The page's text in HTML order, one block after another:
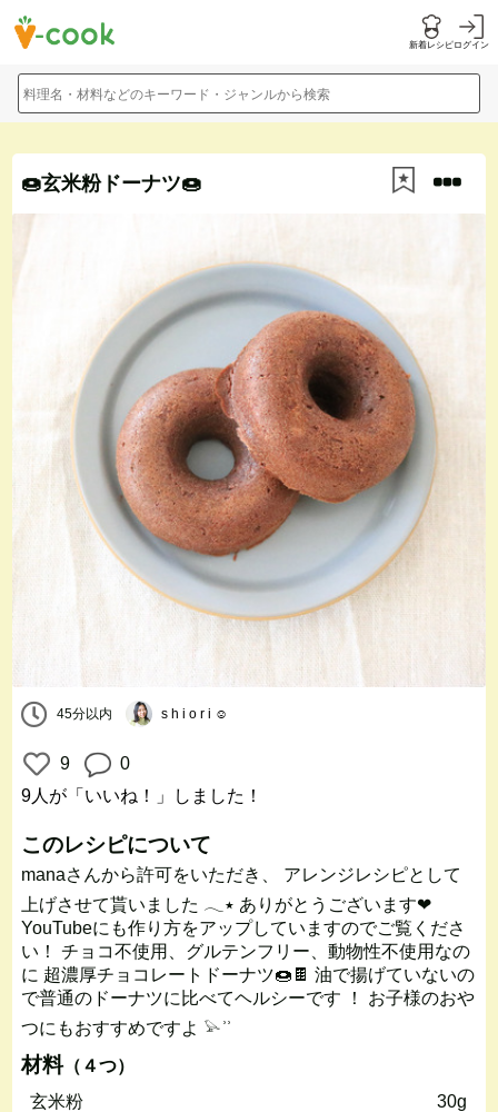
新着レシピログイン
料理名・材料などのキーワード・ジャンルから検索
🍩玄米粉ドーナツ🍩
45分以内 s h i o r i ☺︎
9
0
9人 が「いいね！」しました！
このレシピについて
manaさんから許可をいただき、 アレンジレシピとして
上げさせて貰いました 𓂃٭ ありがとうございます❤︎
YouTubeにも作り方をアップしていますのでご覧くださ
い！ チョコ不使用、グルテンフリー、動物性不使用なの
に 超濃厚チョコレートドーナツ🍩🍫 油で揚げていないの
で普通のドーナツに比べてヘルシーです ！ お子様のおや
つにもおすすめですよ 𓅫 ͗ ͗
材料（４つ）
玄米粉
30g